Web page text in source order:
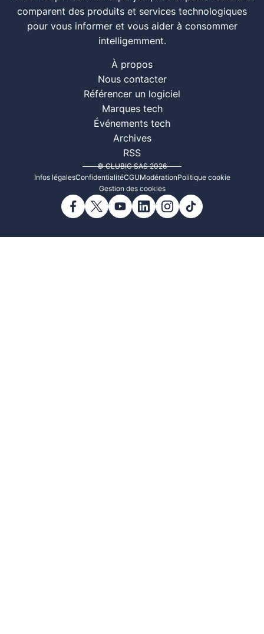
comparent des produits et services technologiques
pour vous informer et vous aider à consommer
intelligemment.
À propos
Nous contacter
Référencer un logiciel
Marques tech
Événements tech
Archives
RSS
© CLUBIC SAS 2026
Infos légalesConfidentialitéCGUModérationPolitique cookie
Gestion des cookies